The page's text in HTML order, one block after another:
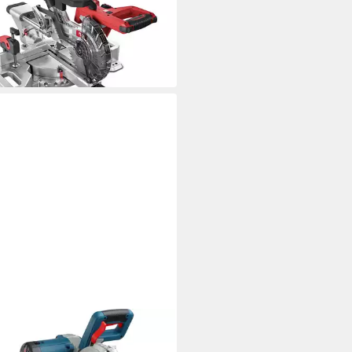
Kapp-Gehrungssäge SMS 190
€ UVP 571,20 €
ausverkauft
Bosch Professional